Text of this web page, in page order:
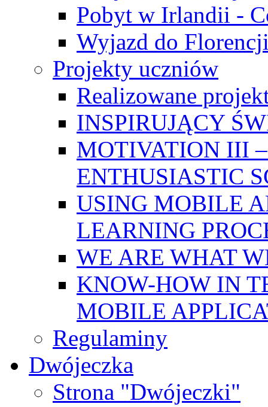
Pobyt w Irlandii -
Wyjazd do
Projekty uczniów
Realizowane
INSPIRUJĄCY
MOTIVATION III
ENTHUSIASTIC
USING MOBILE
LEARNING
WE ARE WHAT
KNOW-HOW IN
MOBILE
Regulaminy
Dwójeczka
Strona "Dwójeczki"